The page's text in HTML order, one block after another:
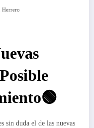
Herrero
sin duda el de las nuevas